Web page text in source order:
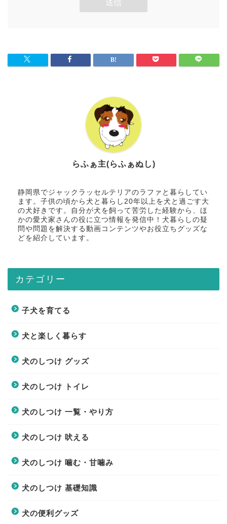
らふぁ主(らふぁぬし)
静岡県でジャックラッセルテリアのラファと暮らしてい
ます。子供の頃から犬と暮らし20年以上を犬と過ごす大
の犬好きです。自分が犬を飼って苦労した経験から、ほ
かの愛犬家さんの役に立つ情報を発信中！犬暮らしの疑
問や問題を解決する動画コンテンツやお役立ちグッズな
どを紹介しています。
カテゴリー
子犬を育てる
犬と楽しく暮らす
犬のしつけ グッズ
犬のしつけ トイレ
犬のしつけ 一覧・やり方
犬のしつけ 吠える
犬のしつけ 噛む・甘噛み
犬のしつけ 基礎知識
犬の便利グッズ